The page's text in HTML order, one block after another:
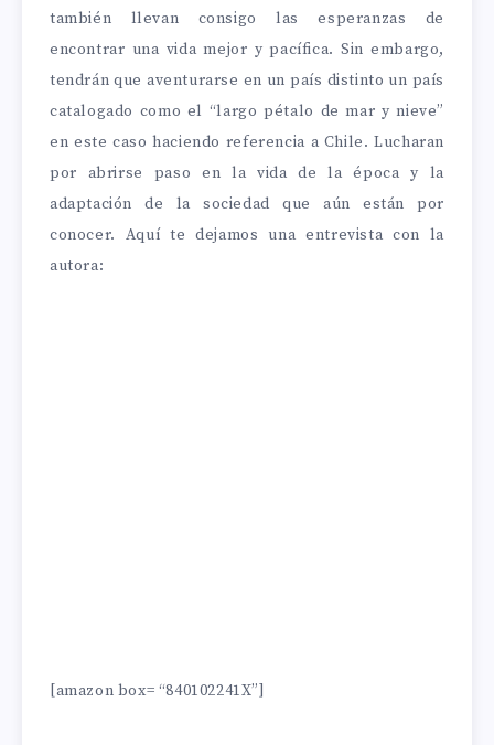
también llevan consigo las esperanzas de
encontrar una vida mejor y pacífica. Sin embargo,
tendrán que aventurarse en un país distinto un país
catalogado como el “largo pétalo de mar y nieve”
en este caso haciendo referencia a Chile. Lucharan
por abrirse paso en la vida de la época y la
adaptación de la sociedad que aún están por
conocer. Aquí te dejamos una entrevista con la
autora:
[amazon box= “840102241X”]